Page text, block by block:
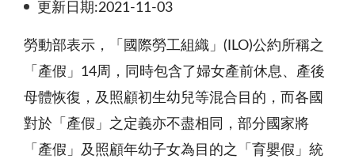
更新日期:2021-11-03
勞動部表示，「國際勞工組織」(ILO)公約所稱之
「產假」14周，同時包含了婦女產前休息、產後
母體恢復，及照顧初生幼兒等混合目的，而各國
對於「產假」之定義亦不盡相同，部分國家將
「產假」及照顧年幼子女為目的之「育嬰假」統